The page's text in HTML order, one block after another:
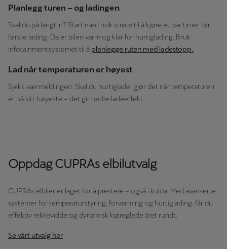
Planlegg turen – og ladingen
Skal du på langtur? Start med nok strøm til å kjøre et par timer før
første lading. Da er bilen varm og klar for hurtiglading. Bruk
infotainmentsystemet til å planlegge ruten med ladestopp.
Lad når temperaturen er høyest
Sjekk værmeldingen. Skal du hurtiglade, gjør det når temperaturen
er på sitt høyeste – det gir bedre ladeeffekt.
Oppdag CUPRAs elbilutvalg
CUPRAs elbiler er laget for å prestere – også i kulda. Med avanserte
systemer for temperaturstyring, forvarming og hurtiglading, får du
effektiv rekkevidde og dynamisk kjøreglede året rundt.
Se vårt utvalg her